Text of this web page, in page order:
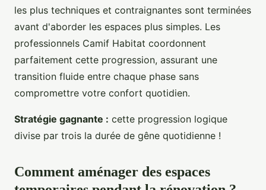
les plus techniques et contraignantes sont terminées
avant d'aborder les espaces plus simples. Les
professionnels Camif Habitat coordonnent
parfaitement cette progression, assurant une
transition fluide entre chaque phase sans
compromettre votre confort quotidien.
Stratégie gagnante : cette progression logique
divise par trois la durée de gêne quotidienne !
Comment aménager des espaces